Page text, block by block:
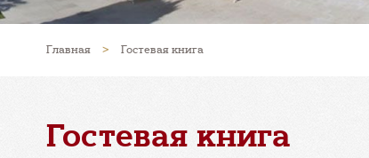
Главная > Гостевая книга
Гостевая книга